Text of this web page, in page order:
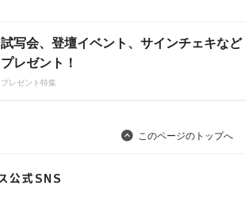
試写会、登壇イベント、サインチェキなど
プレゼント！
プレゼント特集
このページのトップへ